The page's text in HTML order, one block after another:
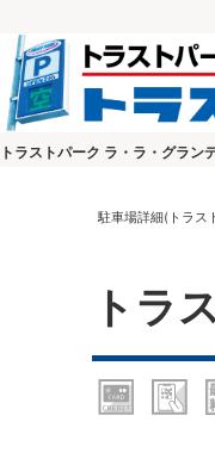
トラストパーク ラ・ラ・グラ
駐車場詳細(トラス
トラ